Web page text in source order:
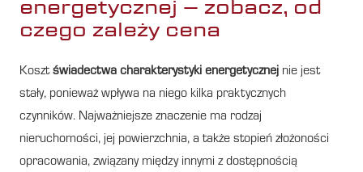
energetycznej – zobacz, od
czego zależy cena
Kosztświadectwa charakterystyki energetycznej nie jest
stały, ponieważ wpływa na niego kilka praktycznych
czynników. Najważniejsze znaczenie ma rodzaj
nieruchomości, jej powierzchnia, a także stopień złożoności
opracowania, związany między innymi z dostępnością